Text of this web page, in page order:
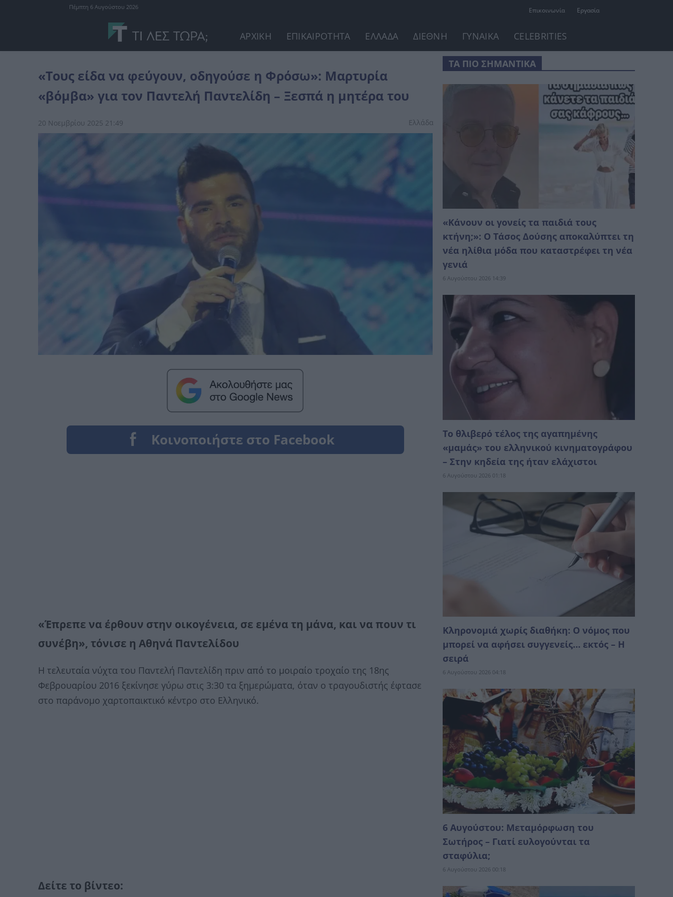
Επικοινωνία Εργασία
Πέμπτη 6 Αυγούστου 2026
ΑΡΧΙΚΗ ΕΠΙΚΑΙΡΟΤΗΤΑ ΕΛΛΑΔΑ ΔΙΕΘΝΗ ΓΥΝΑΙΚΑ CELEBRITIES
«Τους είδα να φεύγουν, οδηγούσε η Φρόσω»: Μαρτυρία
«βόμβα» για τον Παντελή Παντελίδη – Ξεσπά η μητέρα του
20 Νοεμβρίου 2025 21:49 Ελλάδα
«Έπρεπε να έρθουν στην οικογένεια, σε εμένα τη μάνα, και να πουν τι
συνέβη», τόνισε η Αθηνά Παντελίδου
Η τελευταία νύχτα του Παντελή Παντελίδη πριν από το μοιραίο τροχαίο της 18ης
Φεβρουαρίου 2016 ξεκίνησε γύρω στις 3:30 τα ξημερώματα, όταν ο τραγουδιστής έφτασε
στο παράνομο χαρτοπαικτικό κέντρο στο Ελληνικό.
Δείτε το βίντεο:
ΤΑ ΠΙΟ ΣΗΜΑΝΤΙΚΑ
«Κάνουν οι γονείς τα παιδιά τους
κτήνη;»: Ο Τάσος Δούσης αποκαλύπτει τη
νέα ηλίθια μόδα που καταστρέφει τη νέα
γενιά
6 Αυγούστου 2026 14:39
Το θλιβερό τέλος της αγαπημένης
«μαμάς» του ελληνικού κινηματογράφου
– Στην κηδεία της ήταν ελάχιστοι
6 Αυγούστου 2026 01:18
Κληρονομιά χωρίς διαθήκη: Ο νόμος που
μπορεί να αφήσει συγγενείς… εκτός – Η
σειρά
6 Αυγούστου 2026 04:18
6 Αυγούστου: Μεταμόρφωση του
Σωτήρος – Γιατί ευλογούνται τα
σταφύλια;
6 Αυγούστου 2026 00:18